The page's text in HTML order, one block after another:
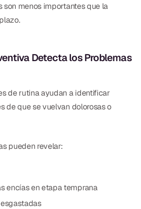
son menos importantes que la
Detecta los Problemas
de rutina ayudan a identificar
de que se vuelvan dolorosas o
pueden revelar:
encías en etapa temprana